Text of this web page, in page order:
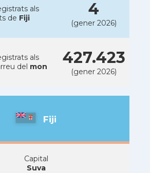
als
de Fiji 4
(gener 2026)
als
del mon 427.423
(gener 2026)
Fiji
Capital
Suva